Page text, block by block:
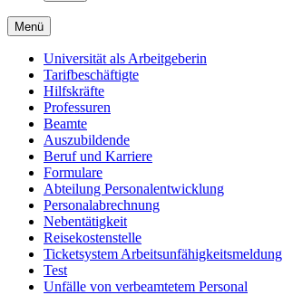
Menü
Universität als Arbeitgeberin
Tarifbeschäftigte
Hilfskräfte
Professuren
Beamte
Auszubildende
Beruf und Karriere
Formulare
Abteilung Personalentwicklung
Personalabrechnung
Nebentätigkeit
Reisekostenstelle
Ticketsystem Arbeitsunfähigkeitsmeldung
Test
Unfälle von verbeamtetem Personal